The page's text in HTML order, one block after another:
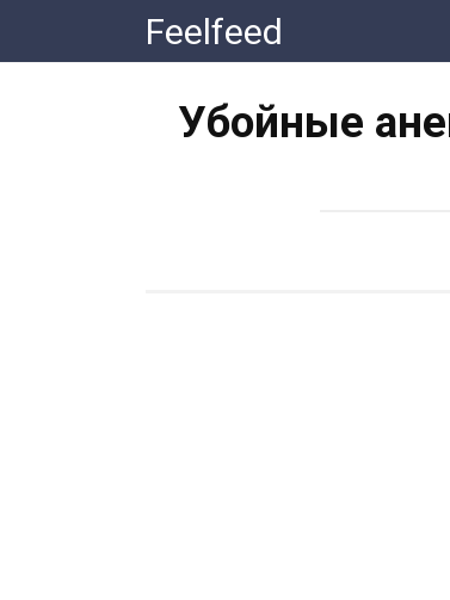
контенту
Feelfeed
Убойные